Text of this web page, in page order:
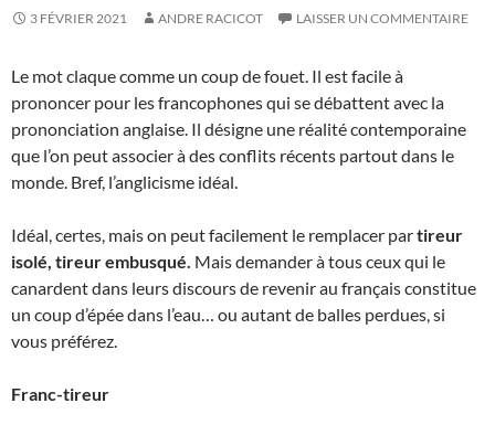
3 FÉVRIER 2021 ANDRE RACICOT LAISSER UN COMMENTAIRE
Le mot claque comme un coup de fouet. Il est facile à
prononcer pour les francophones qui se débattent avec la
prononciation anglaise. Il désigne une réalité contemporaine
que l’on peut associer à des conflits récents partout dans le
monde. Bref, l’anglicisme idéal.
Idéal, certes, mais on peut facilement le remplacer partireur
isolé, tireur embusqué. Mais demander à tous ceux qui le
canardent dans leurs discours de revenir au français constitue
un coup d’épée dans l’eau… ou autant de balles perdues, si
vous préférez.
Franc-tireur